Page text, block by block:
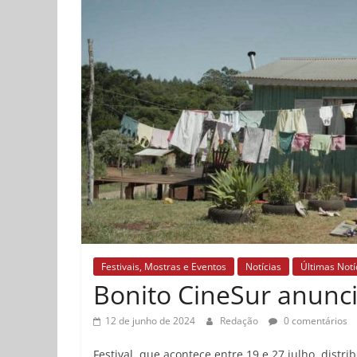
Festivais, Mostras e Eventos Notícias Últimas
Bonito CineSur
12 de junho de 2024 Redação 0 comentários